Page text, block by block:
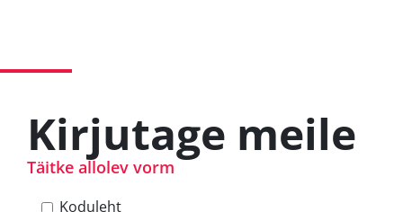
Kirjutage meile
Täitke allolev vorm
Koduleht